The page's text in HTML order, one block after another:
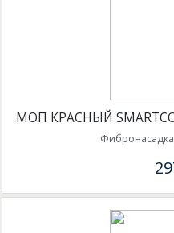
МОП КРАСНЫЙ